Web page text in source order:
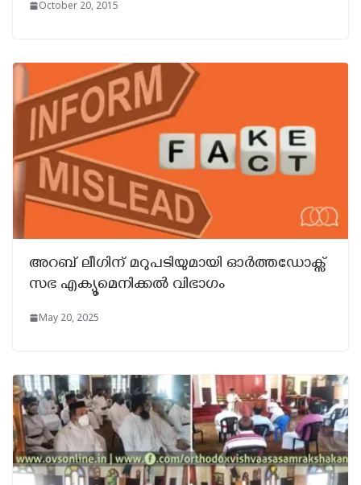
October 20, 2015
അറബ് ലീഗിന് മറുപടിയുമായി ഓർത്തഡോക്സ്
സഭ എക്യൂമെനിക്കൽ വിഭാഗം
May 20, 2025